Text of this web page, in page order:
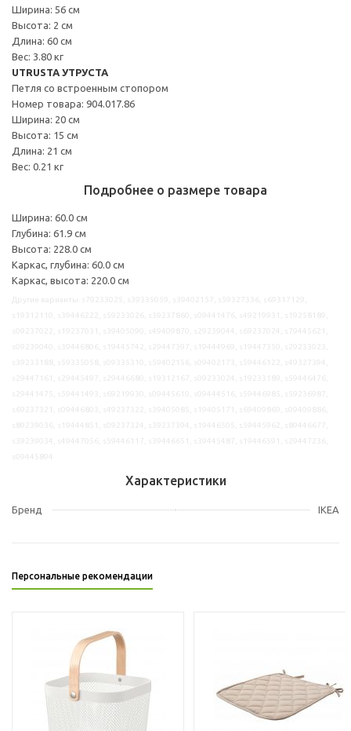
Ширина: 56 см
Высота: 2 см
Длина: 60 см
Вес: 3.80 кг
UTRUSTA УТРУСТА
Петля со встроенным стопором
Номер товара: 904.017.86
Ширина: 20 см
Высота: 15 см
Длина: 21 см
Вес: 0.21 кг
Подробнее о размере товара
Ширина: 60.0 см
Глубина: 61.9 см
Высота: 228.0 см
Каркас, глубина: 60.0 см
Каркас, высота: 220.0 см
Характеристики
Бренд IKEA
Персональные рекомендации